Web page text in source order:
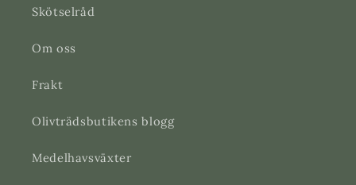
Skötselråd
Om oss
Frakt
Olivträdsbutikens blogg
Medelhavsväxter